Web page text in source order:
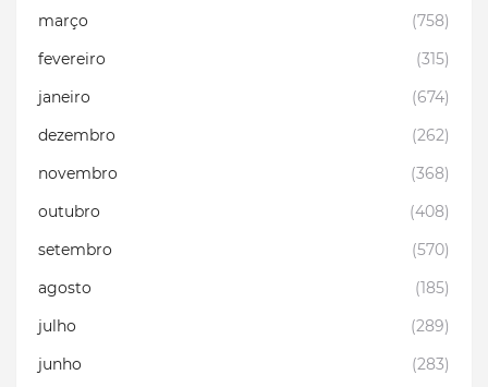
março
(758)
fevereiro
(315)
janeiro
(674)
dezembro
(262)
novembro
(368)
outubro
(408)
setembro
(570)
agosto
(185)
julho
(289)
junho
(283)